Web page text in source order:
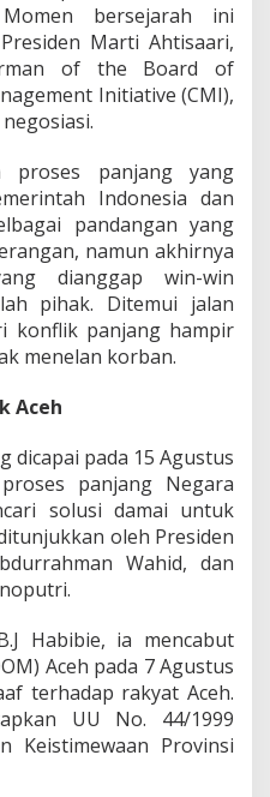
o
a
K
o
n
i
k
A
c
e
h
bersejarah ini
Marti Ahtisaari,
of the Board of
Initiative (CMI),
proses panjang yang
Indonesia dan
pandangan yang
namun akhirnya
dianggap win-win
pihak. Ditemui jalan
konflik panjang hampir
menelan korban.
Aceh
dicapai pada 15 Agustus
panjang Negara
solusi damai untuk
oleh Presiden
Wahid, dan
Habibie, ia mencabut
Aceh pada 7 Agustus
terhadap rakyat Aceh.
UU No. 44/1999
Keistimewaan Provinsi